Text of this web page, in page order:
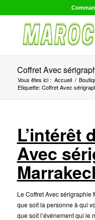
Coffret Avec
Vous êtes ici : Accueil /
Etiquette: Coffret Avec
L’intérêt
Avec
Le Coffret Avec
que soit la personne à qui
que soit l’événement qui le